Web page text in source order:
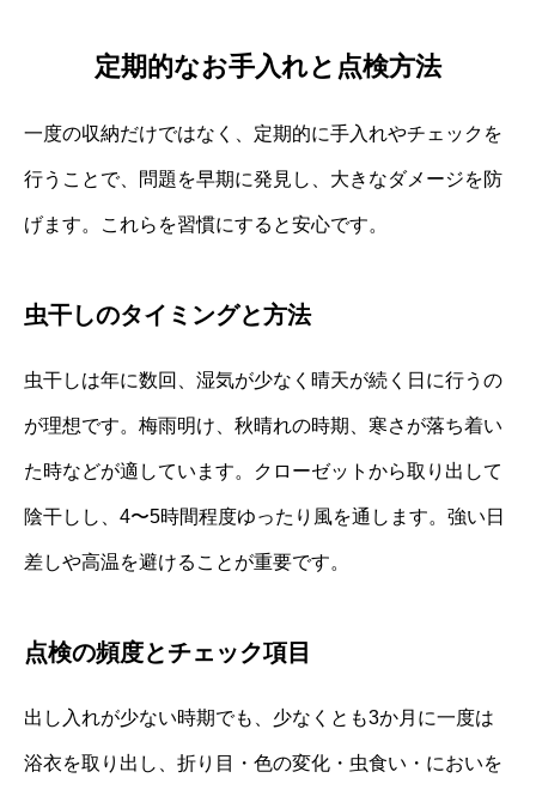
定期的なお手入れと点検方法
一度の収納だけではなく、定期的に手入れやチェックを
行うことで、問題を早期に発見し、大きなダメージを防
げます。これらを習慣にすると安心です。
虫干しのタイミングと方法
虫干しは年に数回、湿気が少なく晴天が続く日に行うの
が理想です。梅雨明け、秋晴れの時期、寒さが落ち着い
た時などが適しています。クローゼットから取り出して
陰干しし、4〜5時間程度ゆったり風を通します。強い日
差しや高温を避けることが重要です。
点検の頻度とチェック項目
出し入れが少ない時期でも、少なくとも3か月に一度は
浴衣を取り出し、折り目・色の変化・虫食い・においを